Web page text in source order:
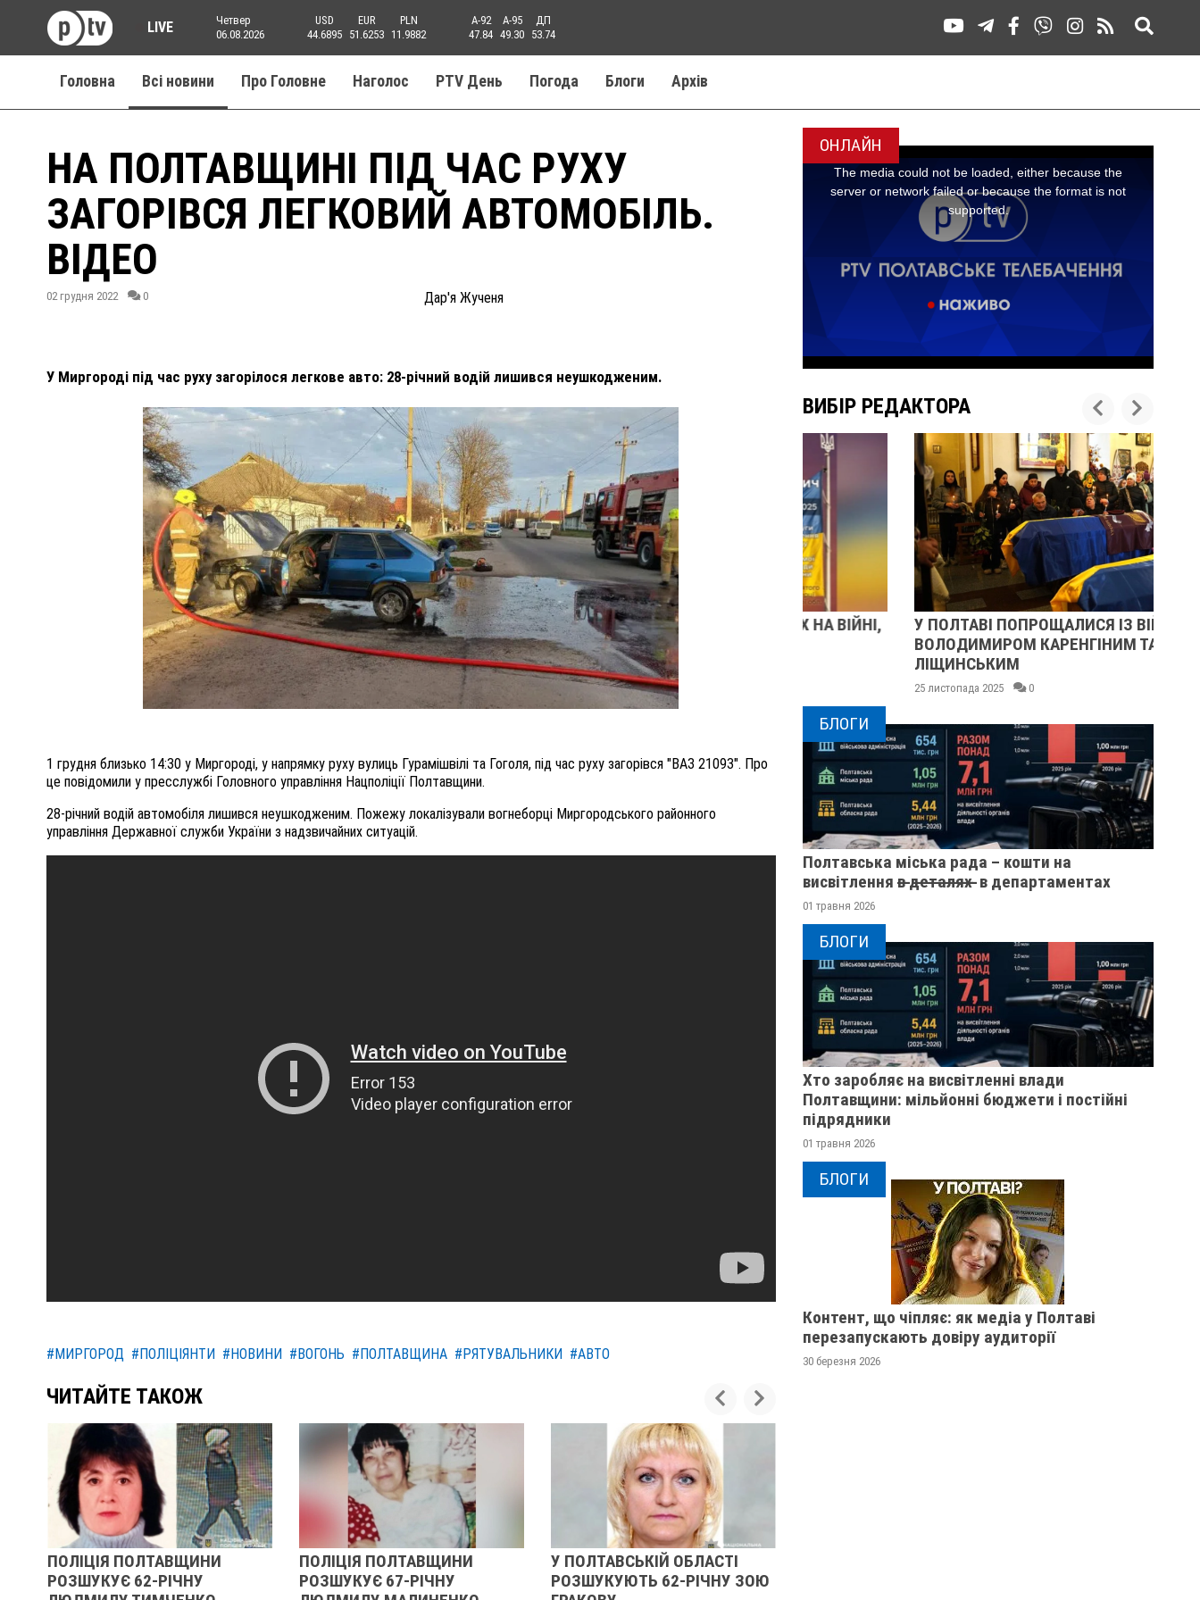
LIVE
Четвер
06.08.2026
USD
44.6895
EUR
51.6253
PLN
11.9882
A-92
47.84
A-95
49.30
ДП
53.74
Головна Всі новини Про Головне Наголос PTV День Погода Блоги Aрхів
НА ПОЛТАВЩИНІ ПІД ЧАС РУХУ
ЗАГОРІВСЯ ЛЕГКОВИЙ АВТОМОБІЛЬ.
ВІДЕО
02 грудня 2022 0 Дар'я Жученя
У Миргороді під час руху загорілося легкове авто: 28-річний водій лишився неушкодженим.
1 грудня близько 14:30 у Миргороді, у напрямку руху вулиць Гурамішвілі та Гоголя, під час руху загорівся "ВАЗ 21093". Про
це повідомили у пресслужбі Головного управління Нацполіції Полтавщини.
28-річний водій автомобіля лишився неушкодженим. Пожежу локалізували вогнеборці Миргородського районного
управління Державної служби України з надзвичайних ситуацій.
#МИРГОРОД #ПОЛІЦІЯНТИ #НОВИНИ #ВОГОНЬ #ПОЛТАВЩИНА #РЯТУВАЛЬНИКИ #АВТО
ЧИТАЙТЕ ТАКОЖ
ПОЛІЦІЯ ПОЛТАВЩИНИ
РОЗШУКУЄ 62-РІЧНУ
ПОЛІЦІЯ ПОЛТАВЩИНИ
РОЗШУКУЄ 67-РІЧНУ
У ПОЛТАВСЬКІЙ ОБЛАСТІ
РОЗШУКУЮТЬ 62-РІЧНУ ЗОЮ
ОНЛАЙН
ВИБІР РЕДАКТОРА
ПОЛІЦІЯ ПОЛТАВЩИНИ РОЗШУКУЄ 62-РІЧНУ
ЛЮДМИЛУ ТИМЧЕНКО
0
ВНАСЛІДОК ПОРАНЕНЬ, ОТРИМАНИХ НА ВІЙНІ,
ПОМЕР ВОЇН ЮРІЙ ВОЙТИК
25 листопада 2025 0
У ПОЛТАВІ ПОПРОЩАЛИСЯ ІЗ ВІЙСЬКОВИМИ
ВОЛОДИМИРОМ КАРЕНГІНИМ ТА ОЛЕГОМ
0
БЛОГИ
Полтавська міська рада – кошти на
висвітлення в̶ ̶д̶е̶т̶а̶л̶я̶х̶ ̶ в департаментах
01 травня 2026
БЛОГИ
Хто заробляє на висвітленні влади
Полтавщини: мільйонні бюджети і постійні
підрядники
01 травня 2026
БЛОГИ
Контент, що чіпляє: як медіа у Полтаві
перезапускають довіру аудиторії
30 березня 2026